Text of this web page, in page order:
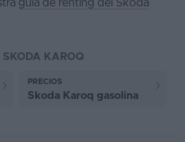
guía de renting del Skoda
SKODA KAROQ
PRECIOS
Skoda Karoq gasolina